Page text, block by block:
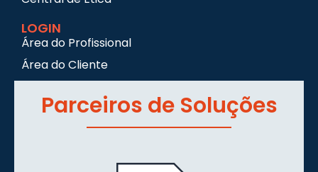
LOGIN
Área do Profissional
Área do Cliente
Parceiros de Soluções